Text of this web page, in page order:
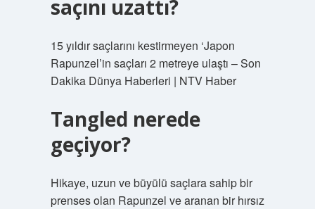
saçını uzattı?
15 yıldır saçlarını kestirmeyen ‘Japon
Rapunzel’in saçları 2 metreye ulaştı – Son
Dakika Dünya Haberleri | NTV Haber
Tangled nerede
geçiyor?
Hikaye, uzun ve büyülü saçlara sahip bir
prenses olan Rapunzel ve aranan bir hırsız